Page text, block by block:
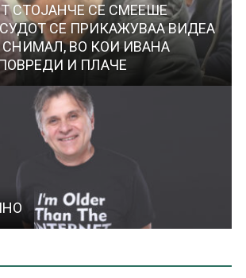
СТОЈАНЧЕ СЕ СМЕЕШЕ
СЕ ПРИКАЖУВАА ВИДЕА
СНИМАЛ, ВО КОИ ИВАНА
И ПЛАЧЕ